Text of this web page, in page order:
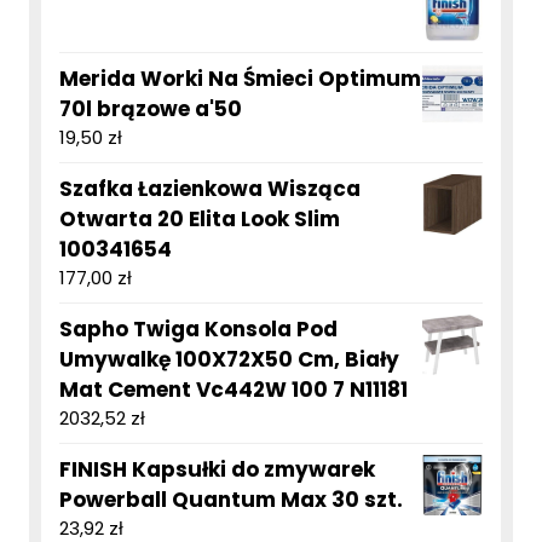
Merida Worki Na Śmieci Optimum
70l brązowe a'50
19,50 zł
Szafka Łazienkowa Wisząca
Otwarta 20 Elita Look Slim
100341654
177,00 zł
Sapho Twiga Konsola Pod
Umywalkę 100X72X50 Cm, Biały
Mat Cement Vc442W 100 7 N11181
2032,52 zł
FINISH Kapsułki do zmywarek
Powerball Quantum Max 30 szt.
23,92 zł